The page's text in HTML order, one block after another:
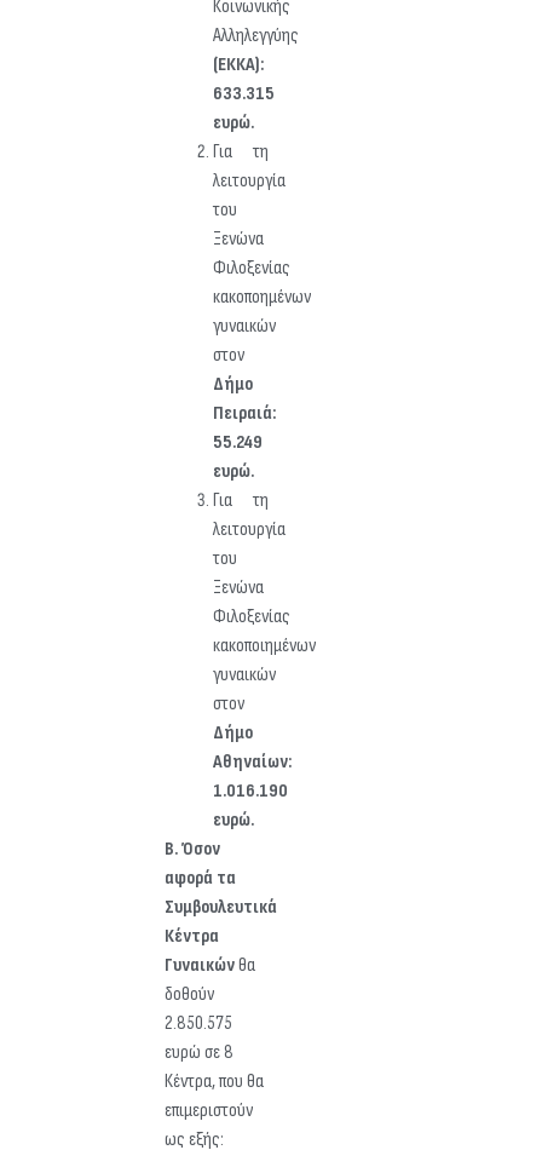
Κοινωνικής
Αλληλεγγύης
(ΕΚΚΑ):
633.315
ευρώ.
Για τη
λειτουργία
του
Ξενώνα
Φιλοξενίας
κακοποημένων
γυναικών
στον
Δήμο
Πειραιά:
55.249
ευρώ.
Για τη
λειτουργία
του
Ξενώνα
Φιλοξενίας
κακοποιημένων
γυναικών
στον
Δήμο
Αθηναίων:
1.016.190
ευρώ.
Β. Όσον
αφορά τα
Συμβουλευτικά
Κέντρα
Γυναικώνθα
δοθούν
2.850.575
ευρώ σε 8
Κέντρα, που θα
επιμεριστούν
ως εξής: